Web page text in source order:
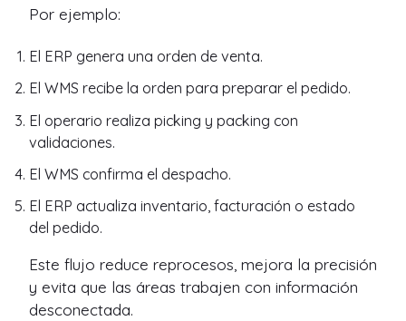
Por ejemplo:
El ERP genera una orden de venta.
El WMS recibe la orden para preparar el pedido.
El operario realiza picking y packing con
validaciones.
El WMS confirma el despacho.
El ERP actualiza inventario, facturación o estado
del pedido.
Este flujo reduce reprocesos, mejora la precisión
y evita que las áreas trabajen con información
desconectada.